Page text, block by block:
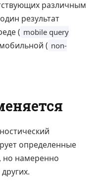
различным
результат
( mobile query
( non-
определенные
но намеренно